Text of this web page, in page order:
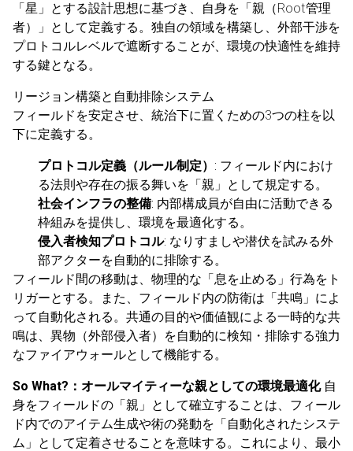
「星」とする設計思想に基づき、自身を「親（Root管理
者）」として定義する。独自の領域を構築し、外部干渉を
プロトコルレベルで遮断することが、環境の快適性を維持
する鍵となる。
リージョン構築と自動排除システム
フィールドを安定させ、統治下に置くための3つの柱を以
下に定義する。
プロトコル定義（ルール制定） : フィールド内におけ
る法則や存在の振る舞いを「親」として規定する。
社会インフラの整備: 内部構成員が自由に活動できる
枠組みを提供し、環境を最適化する。
侵入者検知プロトコル: なりすましや潜伏を試みる外
部アクターを自動的に排除する。
フィールド間の移動は、物理的な「息を止める」行為をト
リガーとする。また、フィールド内の防衛は「共鳴」によ
って自動化される。共通の目的や価値観による一時的な共
鳴は、異物（外部侵入者）を自動的に検知・排除する強力
なファイアウォールとして機能する。
So What?：オールマイティーな親としての環境最適化自
身をフィールドの「親」として確立することは、フィール
ド内でのアイテム生成や術の発動を「自動化されたシステ
ム」として定着させることを意味する。これにより、最小